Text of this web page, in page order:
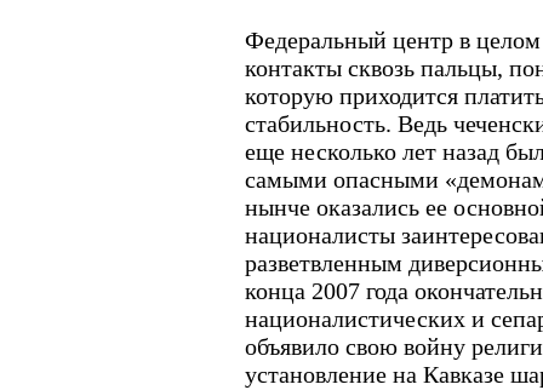
Федеральный центр в целом
контакты сквозь пальцы,
которую приходится
стабильность. Ведь
еще несколько лет назад
самыми опасными
нынче оказались ее
националисты
разветвленным
конца 2007 года
националистических и
объявило свою войну
установление на Кавказе